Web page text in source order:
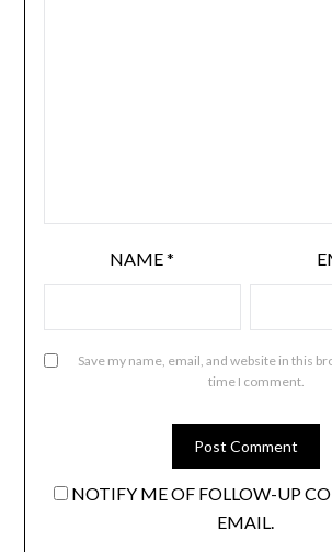
NAME*
Save my name, email, and website in this
time I comment.
NOTIFY ME OF FOLLOW-UP
EMAIL.